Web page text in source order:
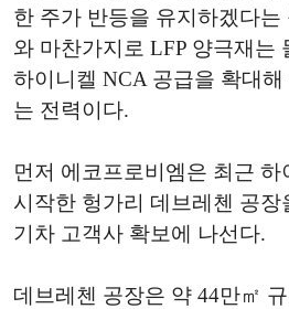
한 주가 반등을 유지하겠다
와 마찬가지로 LFP 양극재는
하이니켈 NCA 공급을 확대
는 전력이다.
먼저 에코프로비엠은 최근
시작한 헝가리 데브레첸 공장
기차 고객사 확보에 나선다.
데브레첸 공장은 약 44만㎡